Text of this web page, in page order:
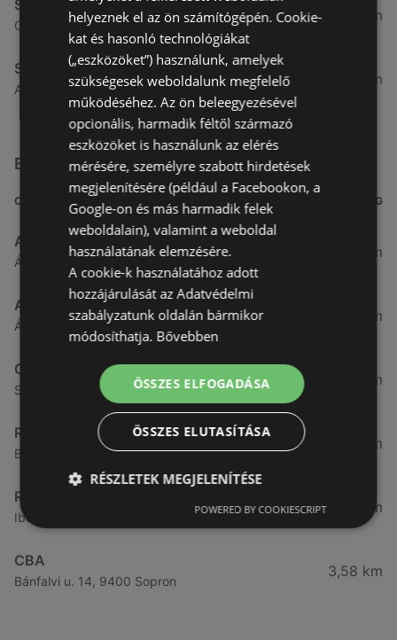
Spar
Csarnok utca 10., 9400 Sopron
4,91 km
Spar
Arany jános utca 16., 9400 Sopron
5,31 km
Egyéb Szupermarketek üzletek a közelben
CÍM TÁVOLSÁG
Aldi
Ágfalvi út 4/A., 9400 Sopron
3,26 km
ALDI
Ágfalvi út 4/a, 9400 Sopron
3,26 km
CBA
Somfalvi u. 14., 9400 Sopron
3,31 km
Reál
Besenyő u. 16., 9400 Sopron
3,32 km
Reál
Ibolya út 15., 9400 Sopron
3,41 km
CBA
Bánfalvi u. 14, 9400 Sopron
3,58 km
helyeznek el az ön számítógépén. Cookie-
kat és hasonló technológiákat
(„eszközöket”) használunk, amelyek
szükségesek weboldalunk megfelelő
működéséhez. Az ön beleegyezésével
opcionális, harmadik féltől származó
eszközöket is használunk az elérés
mérésére, személyre szabott hirdetések
megjelenítésére (például a Facebookon, a
Google-on és más harmadik felek
weboldalain), valamint a weboldal
használatának elemzésére.
A cookie-k használatához adott
hozzájárulását az Adatvédelmi
szabályzatunk oldalán bármikor
módosíthatja. Bővebben
ÖSSZES ELFOGADÁSA
ÖSSZES ELUTASÍTÁSA
RÉSZLETEK MEGJELENÍTÉSE
POWERED BY COOKIESCRIPT